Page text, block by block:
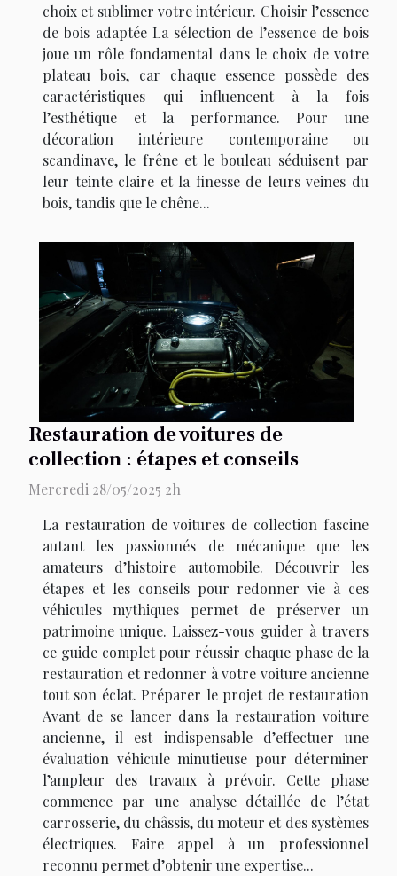
choix et sublimer votre intérieur. Choisir l’essence
de bois adaptée La sélection de l’essence de bois
joue un rôle fondamental dans le choix de votre
plateau bois, car chaque essence possède des
caractéristiques qui influencent à la fois
l’esthétique et la performance. Pour une
décoration intérieure contemporaine ou
scandinave, le frêne et le bouleau séduisent par
leur teinte claire et la finesse de leurs veines du
bois, tandis que le chêne...
Restauration de voitures de
collection : étapes et conseils
Mercredi 28/05/2025 2h
La restauration de voitures de collection fascine
autant les passionnés de mécanique que les
amateurs d’histoire automobile. Découvrir les
étapes et les conseils pour redonner vie à ces
véhicules mythiques permet de préserver un
patrimoine unique. Laissez-vous guider à travers
ce guide complet pour réussir chaque phase de la
restauration et redonner à votre voiture ancienne
tout son éclat. Préparer le projet de restauration
Avant de se lancer dans la restauration voiture
ancienne, il est indispensable d’effectuer une
évaluation véhicule minutieuse pour déterminer
l’ampleur des travaux à prévoir. Cette phase
commence par une analyse détaillée de l’état
carrosserie, du châssis, du moteur et des systèmes
électriques. Faire appel à un professionnel
reconnu permet d’obtenir une expertise...